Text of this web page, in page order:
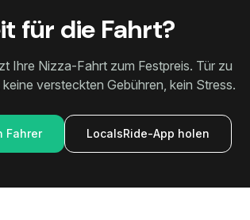
für die Fahrt?
Ihre Nizza-Fahrt zum Festpreis. Tür zu
versteckten Gebühren, kein Stress.
Fahrer LocalsRide-App holen